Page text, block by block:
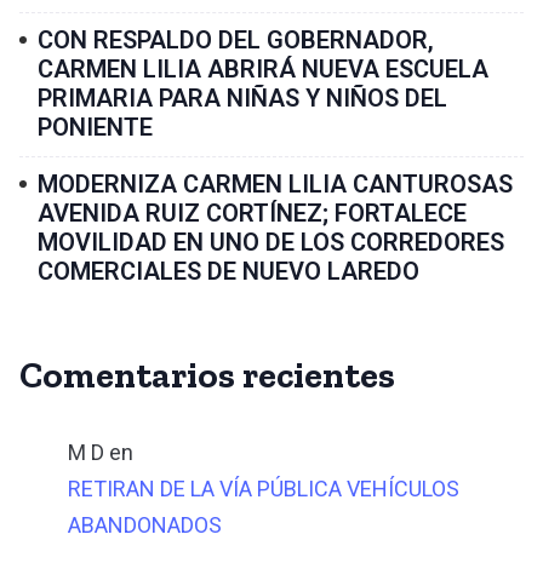
CON RESPALDO DEL GOBERNADOR,
CARMEN LILIA ABRIRÁ NUEVA ESCUELA
PRIMARIA PARA NIÑAS Y NIÑOS DEL
PONIENTE
MODERNIZA CARMEN LILIA CANTUROSAS
AVENIDA RUIZ CORTÍNEZ; FORTALECE
MOVILIDAD EN UNO DE LOS CORREDORES
COMERCIALES DE NUEVO LAREDO
Comentarios recientes
M D en
RETIRAN DE LA VÍA PÚBLICA VEHÍCULOS
ABANDONADOS